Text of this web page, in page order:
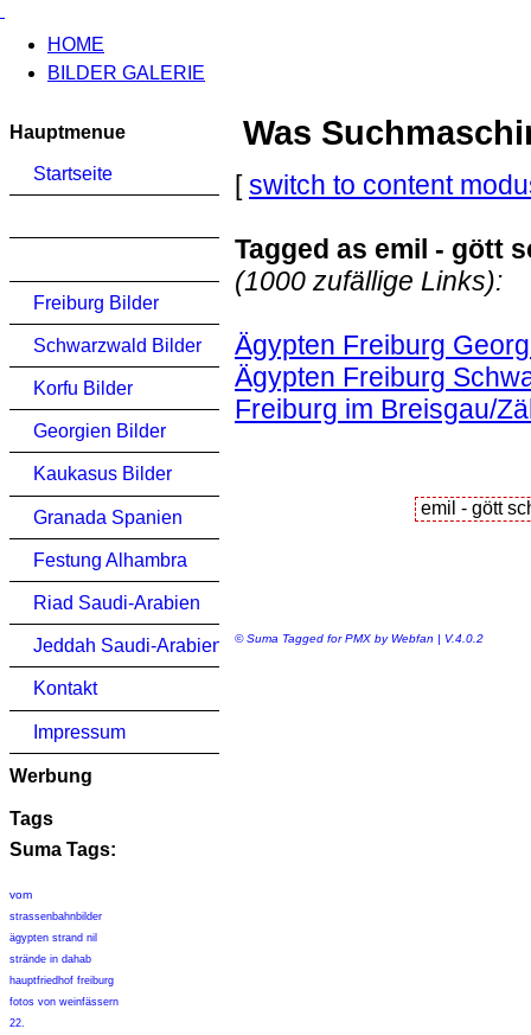
HOME
BILDER GALERIE
Hauptmenue
Startseite
Freiburg Bilder
Schwarzwald Bilder
Korfu Bilder
Georgien Bilder
Kaukasus Bilder
Granada Spanien
Festung Alhambra
Riad Saudi-Arabien
Jeddah Saudi-Arabien
Kontakt
Impressum
Werbung
Tags
Suma Tags:
vom
strassenbahnbilder
ägypten strand nil
strände in dahab
hauptfriedhof freiburg
fotos von weinfässern
22.
Was
[switch to content
Tagged as emil - gött
(1000 zufällige Links):
Ägypten Freiburg
Ägypten Freiburg
Freiburg im Breisgau/
© Suma Tagged for PMX by Webfan | V.4.0.2